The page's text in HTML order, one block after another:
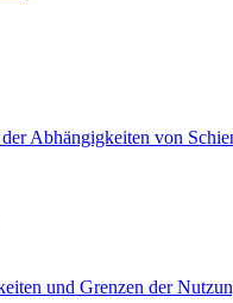
Abhängigkeiten von
und Grenzen der